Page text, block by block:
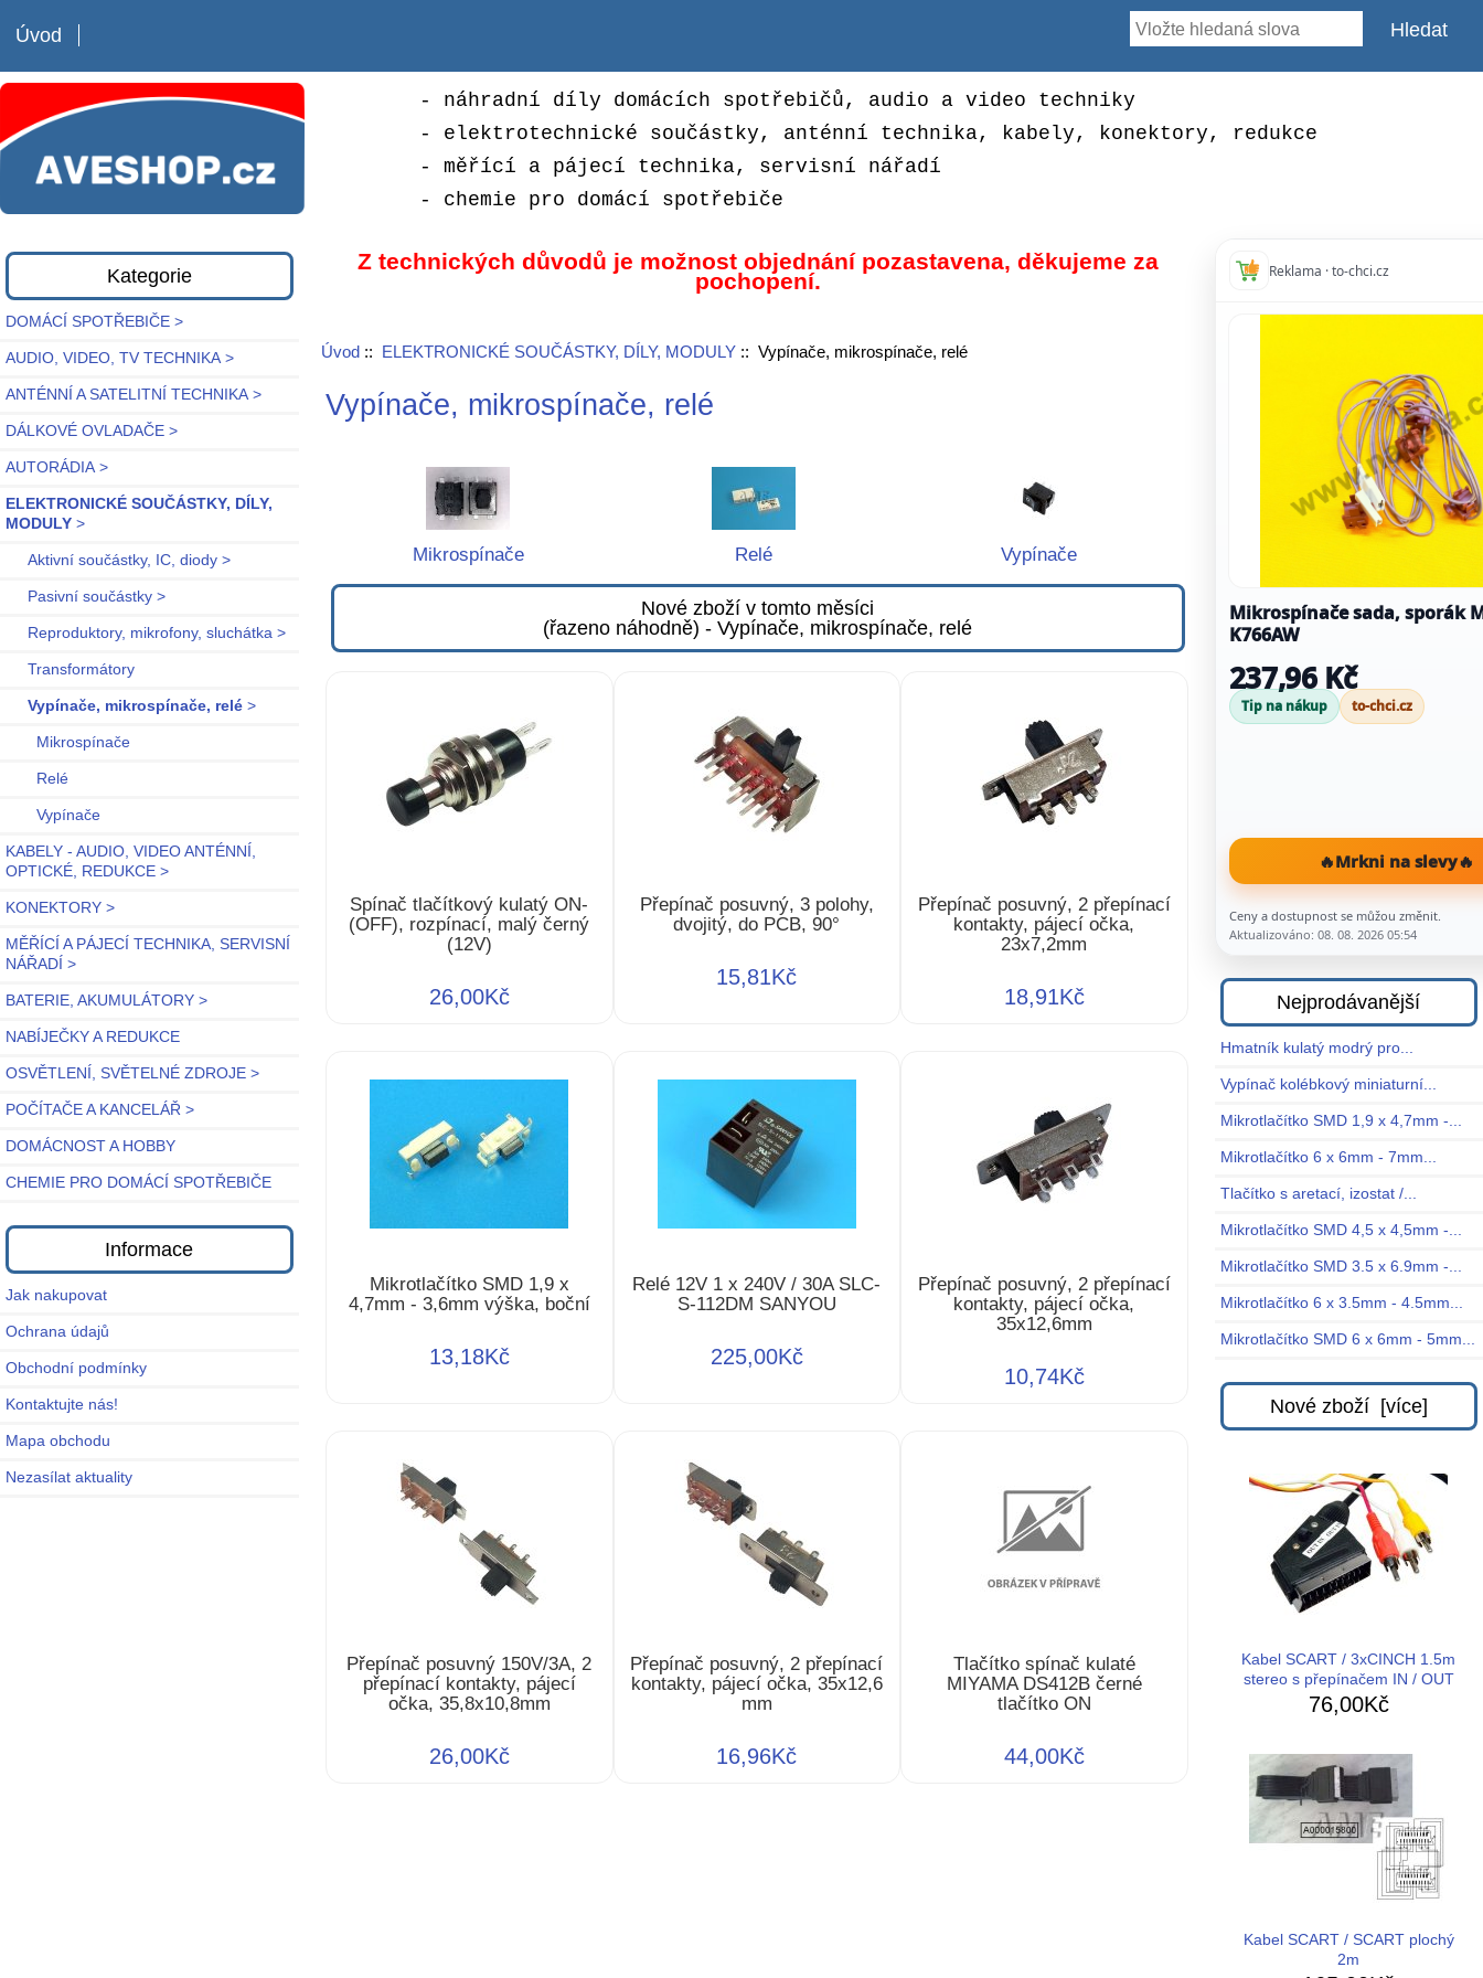
Úvod
- náhradní díly domácích spotřebičů, audio a video techniky
- elektrotechnické součástky, anténní technika, kabely, konektory, redukce
- měřící a pájecí technika, servisní nářadí
- chemie pro domácí spotřebiče
Kategorie
DOMÁCÍ SPOTŘEBIČE >
AUDIO, VIDEO, TV TECHNIKA >
ANTÉNNÍ A SATELITNÍ TECHNIKA >
DÁLKOVÉ OVLADAČE >
AUTORÁDIA >
ELEKTRONICKÉ SOUČÁSTKY, DÍLY,
MODULY >
Aktivní součástky, IC, diody >
Pasivní součástky >
Reproduktory, mikrofony, sluchátka >
Transformátory
Vypínače, mikrospínače, relé >
Mikrospínače
Relé
Vypínače
KABELY - AUDIO, VIDEO ANTÉNNÍ,
OPTICKÉ, REDUKCE >
KONEKTORY >
MĚŘÍCÍ A PÁJECÍ TECHNIKA, SERVISNÍ
NÁŘADÍ >
BATERIE, AKUMULÁTORY >
NABÍJEČKY A REDUKCE
OSVĚTLENÍ, SVĚTELNÉ ZDROJE >
POČÍTAČE A KANCELÁŘ >
DOMÁCNOST A HOBBY
CHEMIE PRO DOMÁCÍ SPOTŘEBIČE
Informace
Jak nakupovat
Ochrana údajů
Obchodní podmínky
Kontaktujte nás!
Mapa obchodu
Nezasílat aktuality
Z technických důvodů je možnost objednání pozastavena, děkujeme za
pochopení.
Úvod:: ELEKTRONICKÉ SOUČÁSTKY, DÍLY, MODULY:: Vypínače, mikrospínače, relé
Vypínače, mikrospínače, relé
Mikrospínače Relé Vypínače
Nové zboží v tomto měsíci
(řazeno náhodně) - Vypínače, mikrospínače, relé
Spínač tlačítkový kulatý ON-
(OFF), rozpínací, malý černý
(12V)
26,00Kč
Přepínač posuvný, 3 polohy,
dvojitý, do PCB, 90°
15,81Kč
Přepínač posuvný, 2 přepínací
kontakty, pájecí očka,
23x7,2mm
18,91Kč
Mikrotlačítko SMD 1,9 x
4,7mm - 3,6mm výška, boční
13,18Kč
Relé 12V 1 x 240V / 30A SLC-
S-112DM SANYOU
225,00Kč
Přepínač posuvný, 2 přepínací
kontakty, pájecí očka,
35x12,6mm
10,74Kč
Přepínač posuvný 150V/3A, 2
přepínací kontakty, pájecí
očka, 35,8x10,8mm
26,00Kč
Přepínač posuvný, 2 přepínací
kontakty, pájecí očka, 35x12,6
mm
16,96Kč
Tlačítko spínač kulaté
MIYAMA DS412B černé
tlačítko ON
44,00Kč
Reklama · to-chci.cz
Mikrospínače sada, sporák
K766AW
237,96 Kč
Tip na nákup to-chci.cz
🔥Mrkni na slevy🔥
Ceny a dostupnost se můžou změnit.
Aktualizováno: 08. 08. 2026 05:54
Nejprodávanější
Hmatník kulatý modrý pro...
Vypínač kolébkový miniaturní...
Mikrotlačítko SMD 1,9 x 4,7mm -...
Mikrotlačítko 6 x 6mm - 7mm...
Tlačítko s aretací, izostat /...
Mikrotlačítko SMD 4,5 x 4,5mm -...
Mikrotlačítko SMD 3.5 x 6.9mm -...
Mikrotlačítko 6 x 3.5mm - 4.5mm...
Mikrotlačítko SMD 6 x 6mm - 5mm...
Nové zboží [více]
Kabel SCART / 3xCINCH 1.5m
stereo s přepínačem IN / OUT
76,00Kč
Kabel SCART / SCART plochý
2m